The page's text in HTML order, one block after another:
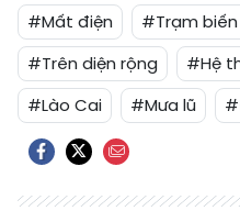
#Mất điện #Trạm
#Trên diện rộng
#Hệ
#Lào Cai
#Mưa lũ